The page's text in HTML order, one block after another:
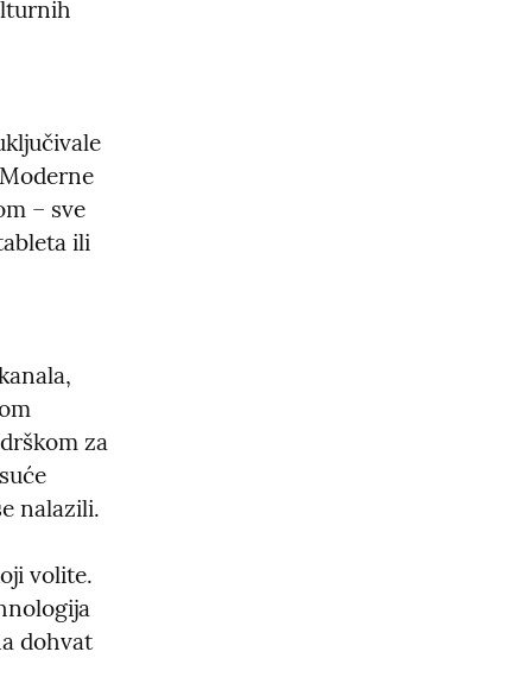
– sve
ili
za
nalazili.
volite.
dohvat